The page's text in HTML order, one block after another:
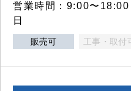
営業時間：9:00〜
日
販売可 工事・取付